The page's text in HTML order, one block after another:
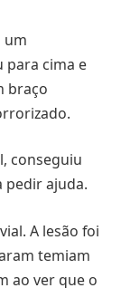
um
cima e
braço
conseguiu
pedir ajuda.
A lesão foi
temiam
ao ver que o